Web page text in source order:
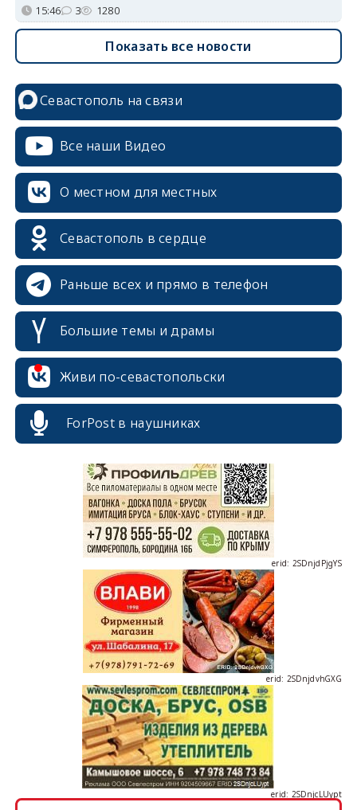
15:46 3 1280
Показать все новости
Севастополь на связи
Все наши Видео
О местном для местных
Севастополь в сердце
Раньше всех и прямо в телефон
Большие темы и драмы
Живи по-севастопольски
ForPost в наушниках
erid: 2SDnjdPjgYS
erid: 2SDnjdvhGXG